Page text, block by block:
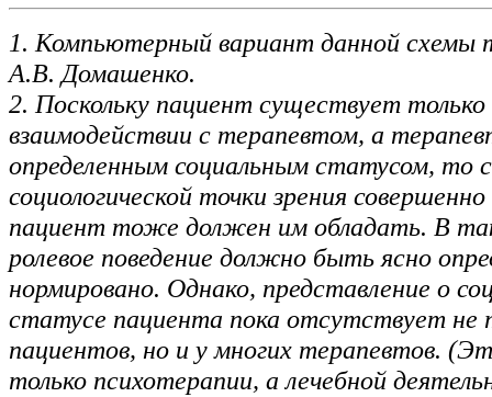
1. Компьютерный вариант данной схемы
А.В. Домашенко.
2. Поскольку пациент существует только
взаимодействии с терапевтом, а
определенным социальным статусом, то с
социологической точки зрения
пациент тоже должен им обладать. В
ролевое поведение должно быть ясно
нормировано. Однако, представление о
статусе пациента пока отсутствует не
пациентов, но и у многих терапевтов.
только психотерапии, а лечебной